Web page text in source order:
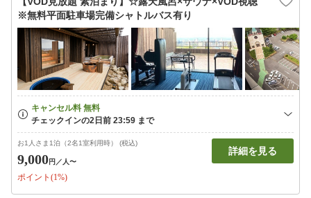
※無料平面駐車場完備シャトルバス有り
お1人さま1泊（2名1室利用時） (税込)
9,000円 ／人〜
ポイント(1%)
詳細を見る